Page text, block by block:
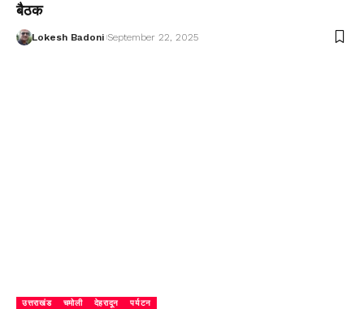
बैठक
Lokesh Badoni September 22, 2025
उत्तराखंड चमोली देहरादून पर्यटन